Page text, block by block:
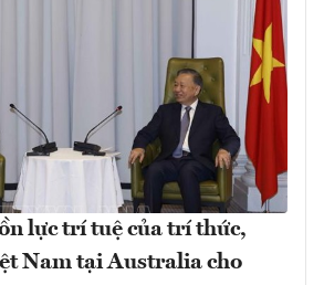
lực trí tuệ của trí thức,
Nam tại Australia cho